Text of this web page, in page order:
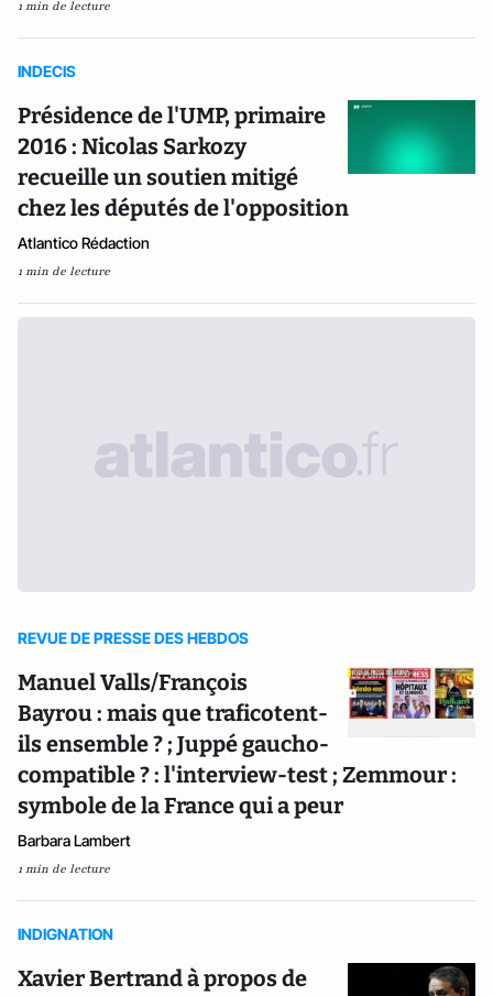
1 min de lecture
INDECIS
Présidence de l'UMP, primaire
2016 : Nicolas Sarkozy
recueille un soutien mitigé
chez les députés de l'opposition
Atlantico Rédaction
1 min de lecture
REVUE DE PRESSE DES HEBDOS
Manuel Valls/François
Bayrou : mais que traficotent-
ils ensemble ? ; Juppé gaucho-
compatible ? : l'interview-test ; Zemmour :
symbole de la France qui a peur
Barbara Lambert
1 min de lecture
INDIGNATION
Xavier Bertrand à propos de